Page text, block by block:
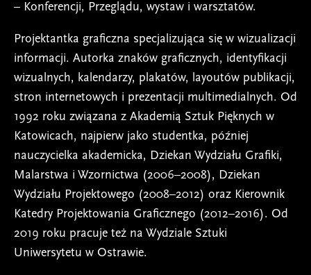
– Konferencji, Przeglądu, wystaw i warsztatów.
Projektantka graficzna specjalizująca się w wizualizacji
informacji. Autorka znaków graficznych, identyfikacji
wizualnych, kalendarzy, plakatów, layoutów publikacji,
stron internetowych i prezentacji multimedialnych. Od
1992 roku związana z Akademią Sztuk Pięknych w
Katowicach, najpierw jako studentka, później
nauczycielka akademicka, Dziekan Wydziału Grafiki,
Malarstwa i Wzornictwa (2006–2008), Dziekan
Wydziału Projektowego (2008–2012) oraz Kierownik
Katedry Projektowania Graficznego (2012–2016). Od
2019 roku pracuje też na Wydziale Sztuki
Uniwersytetu w Ostrawie.